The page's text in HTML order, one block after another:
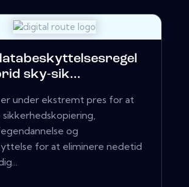
sky-sik...
under ekstremt pres for at
og
for at eliminere nedetid